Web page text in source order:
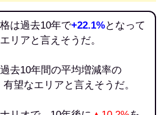
は過去10年で+22.1%となって
リアと言えそうだ。
去10年間の平均増減率の
望なエリアと言えそうだ。